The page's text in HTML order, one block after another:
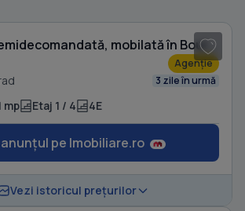
Garsonieră semidecomandată, mobilată în Boul Roșu
Agenție
3 zile în urmă
mp Etaj 1 / 4 4E
pe Imobiliare.ro
Vezi istoricul prețurilor